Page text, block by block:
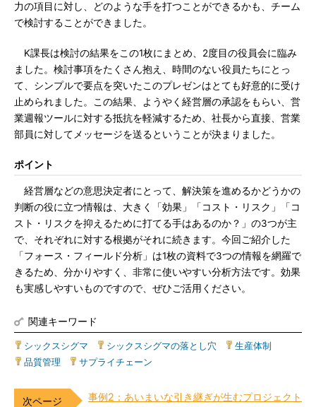
力の項目に対し、どのような手を打つことができるかも、チーム
で検討することができました。
K課長は検討の結果をこの1枚にまとめ、2度目の役員会に臨み
ました。検討事項をたくさん抱え、時間のない役員たちにとっ
て、シンプルで要点を突いたこのプレゼンはとても好意的に受け
止められました。この結果、ようやく経営層の承認をもらい、営
業週報ツールに対する抵抗を軽減するため、社長から直接、営業
部員に対してメッセージを送るということが決まりました。
ポイント
経営層などの意思決定者にとって、解決策を進めるかどうかの
判断の役に立つ情報は、大きく「効果」「コスト・リスク」「コ
スト・リスクを抑えるために打てる手はあるのか？」の3つが主
で、それぞれに対する根拠がそれに続きます。今回ご紹介した
「フォース・フィールド分析」は1枚の資料で3つの情報を網羅で
きるため、分かりやすく、非常に使いやすい分析方法です。効果
も実感しやすいものですので、ぜひご活用ください。
関連キーワード
シックスシグマ シックスシグマの落とし穴 生産体制
品質管理
サプライチェーン
事例2：あいまいな引き継ぎが生むプロジェクト